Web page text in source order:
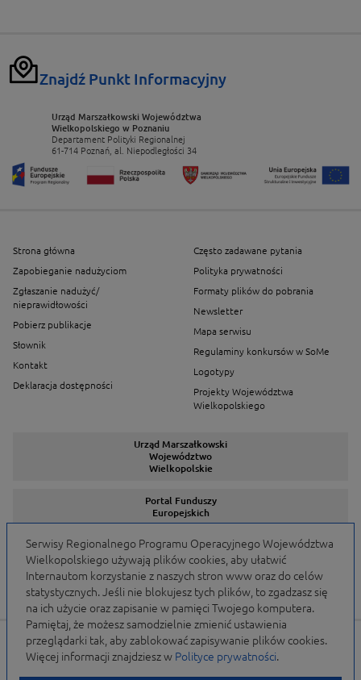
Znajdź Punkt Informacyjny
Urząd Marszałkowski Województwa
Wielkopolskiego w Poznaniu
Departament Polityki Regionalnej
61-714 Poznań, al. Niepodległości 34
Strona główna
Zapobieganie nadużyciom
Zgłaszanie nadużyć/
nieprawidłowości
Pobierz publikacje
Słownik
Kontakt
Deklaracja dostępności
Często zadawane pytania
Polityka prywatności
Formaty plików do pobrania
Newsletter
Mapa serwisu
Regulaminy konkursów w SoMe
Logotypy
Projekty Województwa
Wielkopolskiego
Urząd Marszałkowski
Województwo
Wielkopolskie
Portal Funduszy
Europejskich
Serwisy Programów
Portal finansowany przez Unię Europejską w ramach
WRPO 2007-2013 i WRPO 2014-2020 oraz budżet
Serwisy Regionalnego Programu Operacyjnego Województwa
Wielkopolskiego używają plików cookies, aby ułatwić
Internautom korzystanie z naszych stron www oraz do celów
statystycznych. Jeśli nie blokujesz tych plików, to zgadzasz się
na ich użycie oraz zapisanie w pamięci Twojego komputera.
Pamiętaj, że możesz samodzielnie zmienić ustawienia
przeglądarki tak, aby zablokować zapisywanie plików cookies.
Więcej informacji znajdziesz w Polityce prywatności.